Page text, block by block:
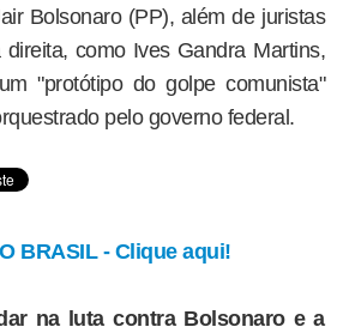
Bolsonaro (PP), além de juristas
como Ives Gandra Martins,
"protótipo do golpe comunista"
pelo governo federal.
BRASIL - Clique aqui!
na luta contra Bolsonaro e a